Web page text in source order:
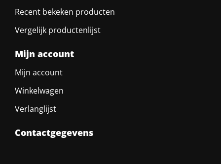
Recent bekeken producten
Vergelijk productenlijst
Mijn account
Mijn account
Winkelwagen
Verlanglijst
Contactgegevens